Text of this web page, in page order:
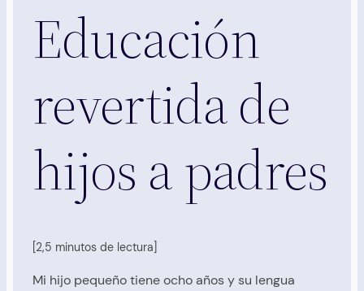
Educación
revertida de
hijos a padres
[2,5 minutos de lectura]
Mi hijo pequeño tiene ocho años y su lengua